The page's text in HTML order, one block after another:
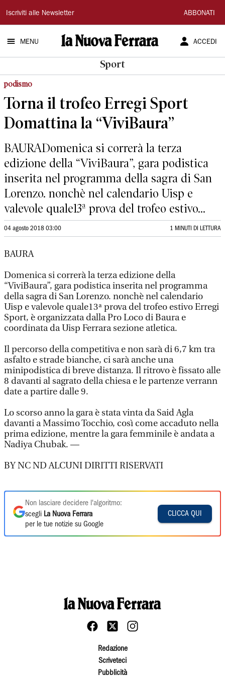
La
Nuova
Ferrara
Iscriviti alle Newsletter ABBONATI
MENU ACCEDI
Sport
podismo
Torna il trofeo Erregi Sport
Domattina la “ViviBaura”
BAURADomenica si correrà la terza
edizione della “ViviBaura”, gara podistica
inserita nel programma della sagra di San
Lorenzo. nonchè nel calendario Uisp e
valevole quale13ª prova del trofeo estivo...
04 agosto 2018 03:00 1 MINUTI DI LETTURA
BAURA
Domenica si correrà la terza edizione della
“ViviBaura”, gara podistica inserita nel programma
della sagra di San Lorenzo. nonchè nel calendario
Uisp e valevole quale13ª prova del trofeo estivo Erregi
Sport, è organizzata dalla Pro Loco di Baura e
coordinata da Uisp Ferrara sezione atletica.
Il percorso della competitiva e non sarà di 6,7 km tra
asfalto e strade bianche, ci sarà anche una
minipodistica di breve distanza. Il ritrovo è fissato alle
8 davanti al sagrato della chiesa e le partenze verrann
date a partire dalle 9.
Lo scorso anno la gara è stata vinta da Said Agla
davanti a Massimo Tocchio, così come accaduto nella
prima edizione, mentre la gara femminile è andata a
Nadiya Chubak. —
BY NC ND ALCUNI DIRITTI RISERVATI
Non lasciare decidere l'algoritmo:
scegli La Nuova Ferrara
per le tue notizie su Google
CLICCA QUI
Redazione
Scriveteci
Pubblicità